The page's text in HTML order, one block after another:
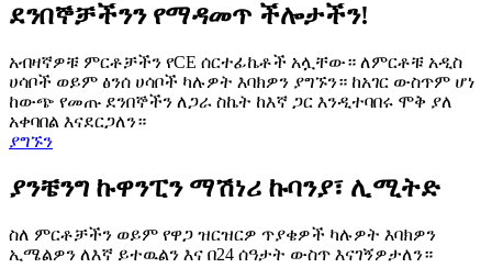
ደንበኞቻችንን የማዳመጥ ችሎታችን!
አብዛኛዎቹ ምርቶቻችን የCE ሰርተፊኬቶች አሏቸው። ለምርቶቹ አዲስ
ሀሳቦች ወይም ፅንሰ ሀሳቦች ካሉዎት እባክዎን ያግኙን። ከአገር ውስጥም ሆነ
ከውጭ የመጡ ደንበኞችን ለጋራ ስኬት ከእኛ ጋር እንዲተባበሩ ሞቅ ያለ
አቀባበል እናደርጋለን።
ያግኙን
ያንቼንግ ኩዋንፒን ማሽነሪ ኩባንያ፣ ሊሚትድ
ስለ ምርቶቻችን ወይም የዋጋ ዝርዝርዎ ጥያቄዎች ካሉዎት እባክዎን
ኢሜልዎን ለእኛ ይተዉልን እና በ24 ሰዓታት ውስጥ እናገኝዎታለን።